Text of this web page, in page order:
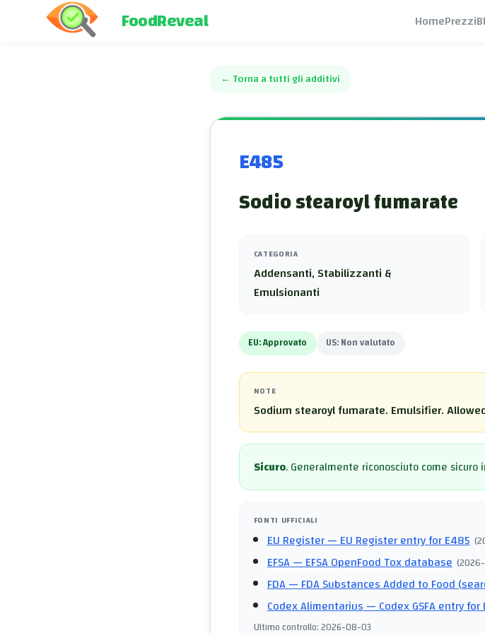
FoodReveal HomePrezzi
← Torna a tutti gli additivi
E485
Sodio stearoyl fumarate
CATEGORIA
Addensanti, Stabilizzanti &
Emulsionanti
EU:Approvato US:Non valutato
NOTE
Sodium stearoyl fumarate. Emulsifier.
Sicuro.Generalmente riconosciuto come
FONTI UFFICIALI
EU Register— EU Register entry for E485 (
EFSA— EFSA OpenFood Tox database (
FDA— FDA Substances Added to Food
Codex Alimentarius— Codex GSFA entry for
Ultimo controllo:2026-08-03